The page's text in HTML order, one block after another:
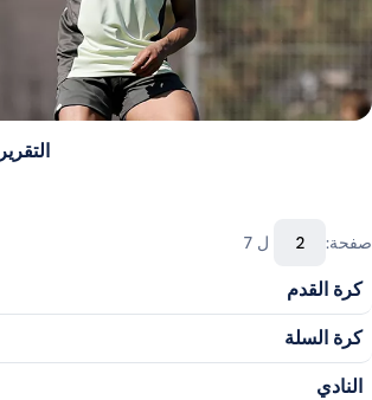
صفحة: ل 7
كرة القدم
كرة السلة
النادي